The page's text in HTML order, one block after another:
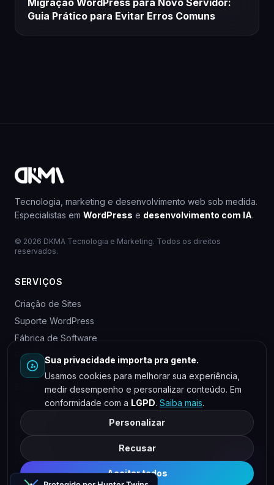
Migração WordPress para Novo Servidor:
Guia Prático para Evitar Erros Comuns
Tecnologia, marketing e desenvolvimento web sob medida.
Especialistas em WordPress e desenvolvimento com IA.
© 2026 DKMA Tecnologia e Marketing. Todos os direitos
reservados.
SERVIÇOS
Criação de Sites
Suporte WordPress
Fábrica de Software
Para Agências
EMPRESA
Quem somos
Blog
Contato
Privacidade
Sua privacidade importa pra gente.
Usamos cookies para melhorar sua experiência,
medir desempenho e personalizar conteúdo. Em
conformidade com a LGPD. Saiba mais.
Personalizar
Recusar
Aceitar todos